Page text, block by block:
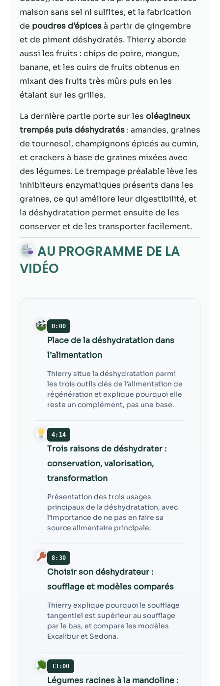
maison sans sel ni sulfites, et la fabrication
de poudres d’épicesà partir de gingembre
et de piment déshydratés. Thierry aborde
aussi les fruits : chips de poire, mangue,
banane, et les cuirs de fruits obtenus en
mixant des fruits très mûrs puis en les
étalant sur les grilles.
La dernière partie porte sur les oléagineux
trempés puis déshydratés : amandes, graines
de tournesol, champignons épicés au cumin,
et crackers à base de graines mixées avec
des légumes. Le trempage préalable lève les
inhibiteurs enzymatiques présents dans les
graines, ce qui améliore leur digestibilité, et
la déshydratation permet ensuite de les
conserver et de les transporter facilement.
AU PROGRAMME DE LA
VIDÉO
0:00
Place de la déshydratation dans
l’alimentation
Thierry situe la déshydratation parmi
les trois outils clés de l’alimentation de
régénération et explique pourquoi elle
reste un complément, pas une base.
4:14
Trois raisons de déshydrater :
conservation, valorisation,
transformation
Présentation des trois usages
principaux de la déshydratation, avec
l’importance de ne pas en faire sa
source alimentaire principale.
8:30
Choisir son déshydrateur :
soufflage et modèles comparés
Thierry explique pourquoi le soufflage
tangentiel est supérieur au soufflage
par le bas, et compare les modèles
Excalibur et Sedona.
13:00
Légumes racines à la mandoline :
fonctionne
aussi bien que
possible lors
de votre visite.
Si vous refusez
ces cookies,
certaines
fonctionnalités
disparaîtront
Marketing
En partageant
votre intérêt et
votre
comportement
lorsque vous
visitez notre
site, vous
augmentez les
chances de
voir du
contenu et des
offres